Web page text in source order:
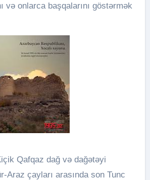
və onlarca başqalarını göstərmək
Qafqaz dağ və dağətəyi
Araz çayları arasında son Tunc